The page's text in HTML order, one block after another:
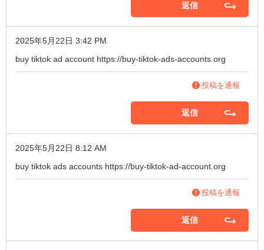
返信
2025年5月22日 3:42 PM
buy tiktok ad account https://buy-tiktok-ads-accounts.org
投稿を通報
返信
2025年5月22日 8:12 AM
buy tiktok ads accounts https://buy-tiktok-ad-account.org
投稿を通報
返信